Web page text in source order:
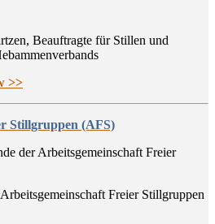
Beauftragte für Stillen und
>>
Stillgruppen (AFS)
Freier Stillgruppen